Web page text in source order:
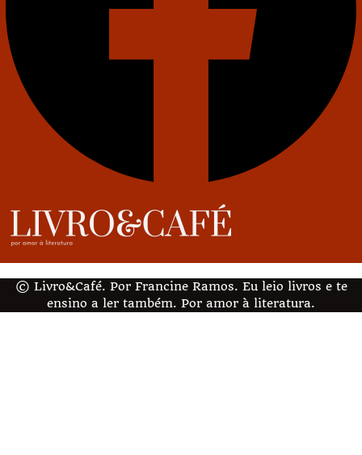
© Livro&Café. Por Francine Ramos. Eu leio livros e te
ensino a ler também. Por amor à literatura.